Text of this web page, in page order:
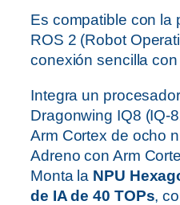
Es compatible con la
ROS 2 (Robot
conexión sencilla
Integra un
Dragonwing IQ8 (IQ-
Arm Cortex de ocho
Adreno con Arm
Monta la NPU
de IA de 40 TOPs,